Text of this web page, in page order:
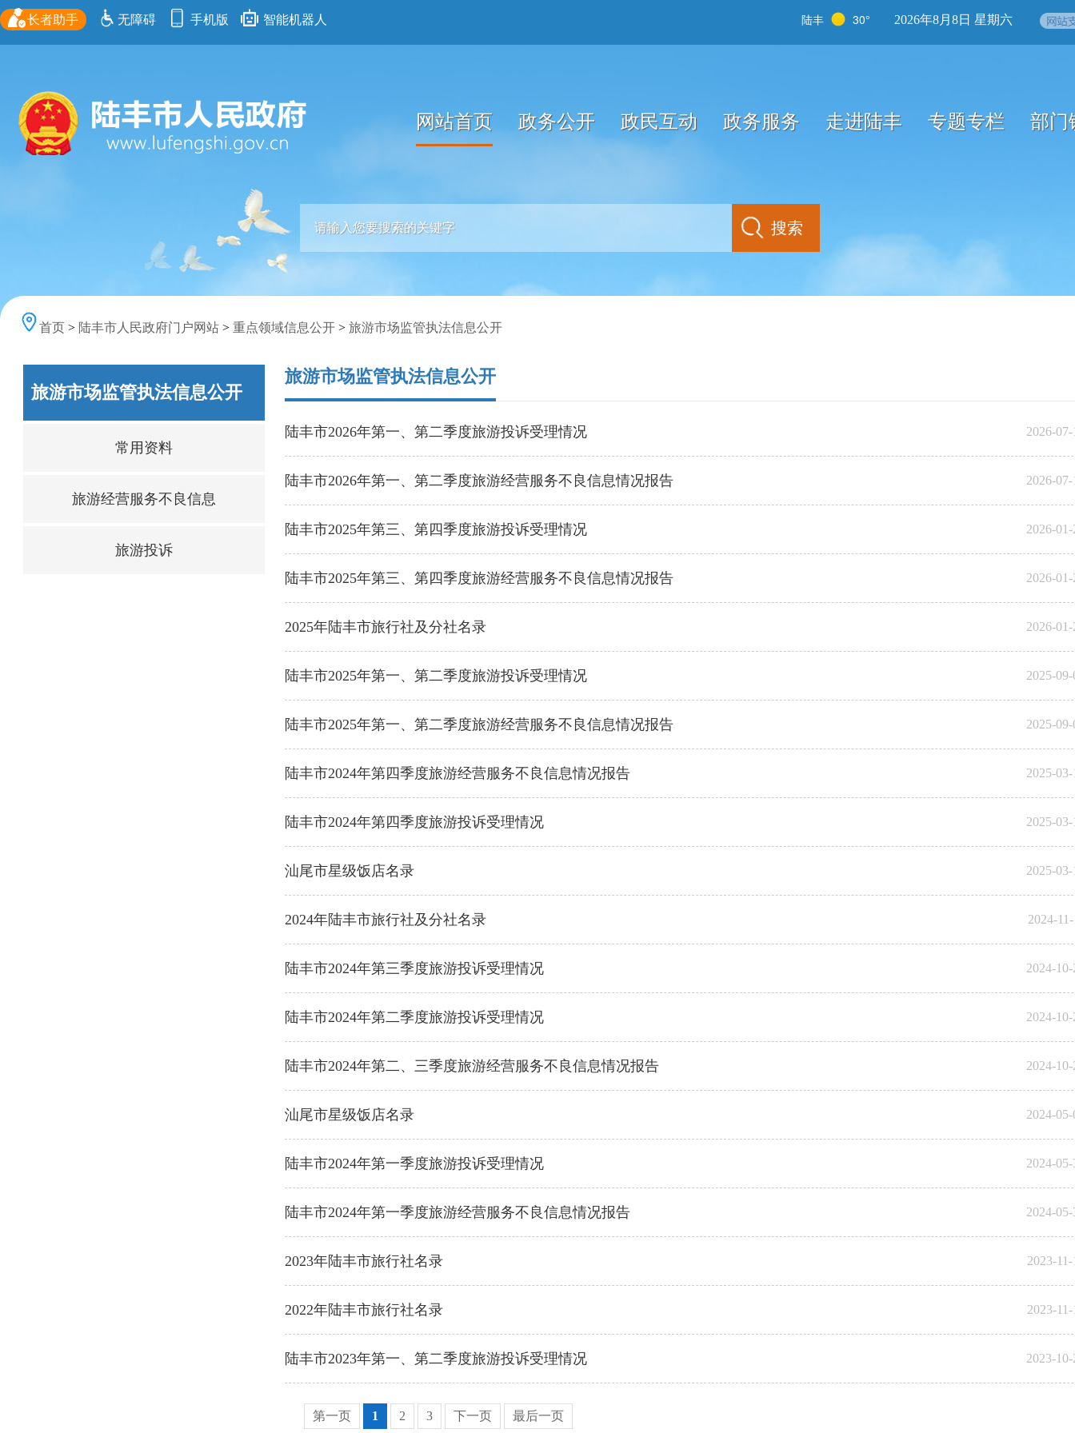
长者助手 无障碍 手机版 智能机器人 陆丰 30° 2026年8月8日 星期六
网站首页 政务公开 政民互动 政务服务 走进陆丰 专题专栏 部门
首页 > 陆丰市人民政府门户网站 > 重点领域信息公开 > 旅游市场监管执法信息公开
旅游市场监管执法信息公开
常用资料
旅游经营服务不良信息
旅游投诉
旅游市场监管执法信息公开
陆丰市2026年第一、第二季度旅游投诉受理情况 2026-
陆丰市2026年第一、第二季度旅游经营服务不良信息情况报告 2026-
陆丰市2025年第三、第四季度旅游投诉受理情况 2026-
陆丰市2025年第三、第四季度旅游经营服务不良信息情况报告 2026-
2025年陆丰市旅行社及分社名录 2026-
陆丰市2025年第一、第二季度旅游投诉受理情况 2025-
陆丰市2025年第一、第二季度旅游经营服务不良信息情况报告 2025-
陆丰市2024年第四季度旅游经营服务不良信息情况报告 2025-
陆丰市2024年第四季度旅游投诉受理情况 2025-
汕尾市星级饭店名录 2025-
2024年陆丰市旅行社及分社名录 2024-
陆丰市2024年第三季度旅游投诉受理情况 2024-
陆丰市2024年第二季度旅游投诉受理情况 2024-
陆丰市2024年第二、三季度旅游经营服务不良信息情况报告 2024-
汕尾市星级饭店名录 2024-
陆丰市2024年第一季度旅游投诉受理情况 2024-
陆丰市2024年第一季度旅游经营服务不良信息情况报告 2024-
2023年陆丰市旅行社名录 2023-
2022年陆丰市旅行社名录 2023-
陆丰市2023年第一、第二季度旅游投诉受理情况 2023-
第一页 1 2 3 下一页 最后一页